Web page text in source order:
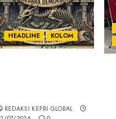
HEADLINE KOLOM
REDAKSI KEPRI GLOBAL